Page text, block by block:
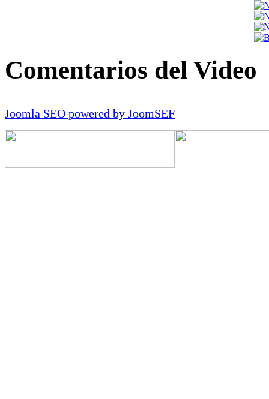
Comentarios del Video
Joomla SEO powered by JoomSEF